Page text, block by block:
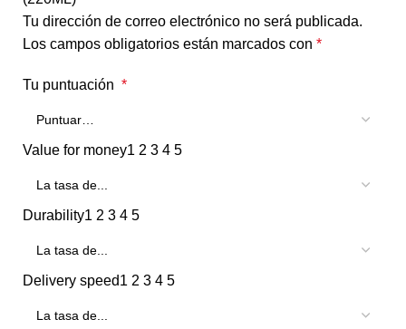
Tu dirección de correo electrónico no será publicada.
Los campos obligatorios están marcados con *
Tu puntuación *
Value for money1 2 3 4 5
Durability1 2 3 4 5
Delivery speed1 2 3 4 5